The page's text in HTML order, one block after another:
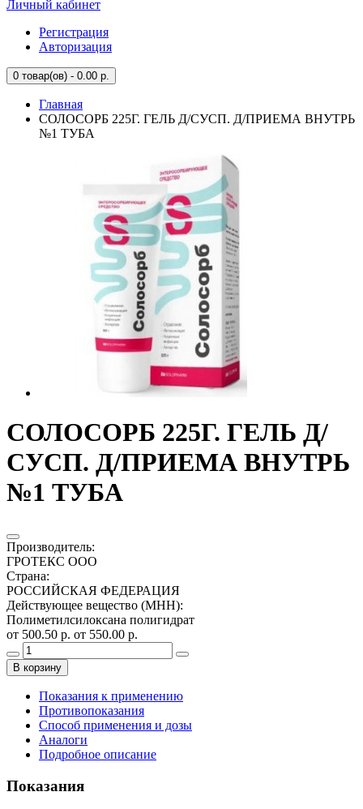
Личный кабинет
Регистрация
Авторизация
0 товар(ов) - 0.00 р.
Главная
СОЛОСОРБ 225Г. ГЕЛЬ Д/СУСП. Д/ПРИЕМА ВНУТРЬ
№1 ТУБА
СОЛОСОРБ 225Г. ГЕЛЬ Д/
СУСП. Д/ПРИЕМА ВНУТРЬ
№1 ТУБА
Производитель:
ГРОТЕКС ООО
Страна:
РОССИЙСКАЯ ФЕДЕРАЦИЯ
Действующее вещество (МНН):
Полиметилсилоксана полигидрат
от 500.50 р. от 550.00 р.
В корзину
Показания к применению
Противопоказания
Способ применения и дозы
Аналоги
Подробное описание
Показания